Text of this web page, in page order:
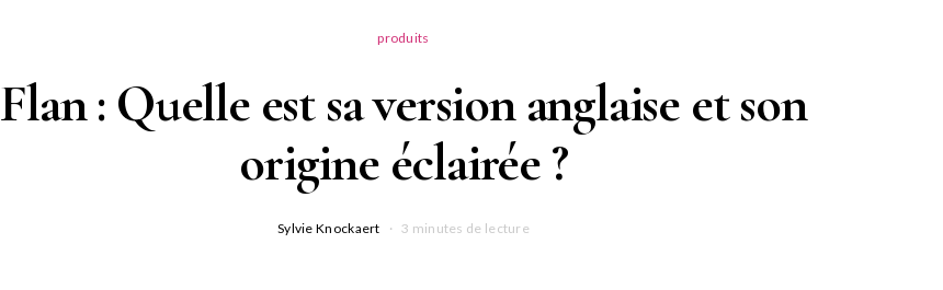
produits
Flan : Quelle est sa version anglaise et son
origine éclairée ?
Sylvie Knockaert 3 minutes de lecture